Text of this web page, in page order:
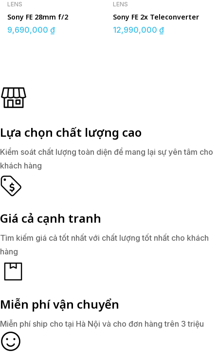
LENS
Sony FE 28mm f/2
9,690,000 ₫
LENS
Sony FE 2x Teleconverter
12,990,000 ₫
Lựa chọn chất lượng cao
Kiểm soát chất lượng toàn diện để mang lại sự yên tâm cho
khách hàng
Giá cả cạnh tranh
Tìm kiếm giá cả tốt nhất với chất lượng tốt nhất cho khách
hàng
Miễn phí vận chuyển
Miễn phí ship cho tại Hà Nội và cho đơn hàng trên 3 triệu